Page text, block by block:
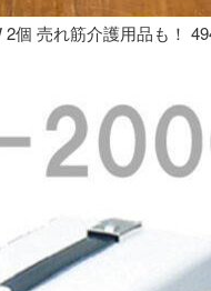
個 売れ筋介護用品も！